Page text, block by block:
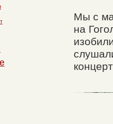
Мы с
на